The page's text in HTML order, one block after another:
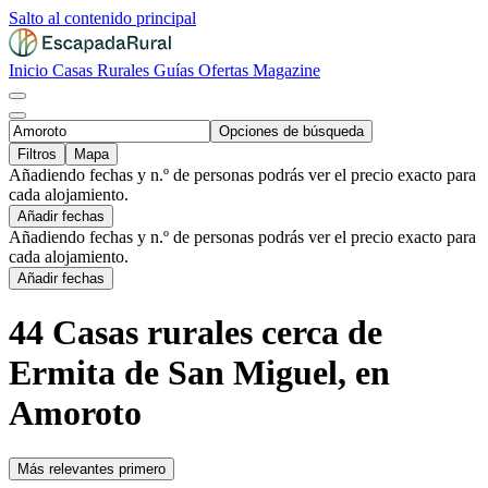
Salto al contenido principal
Inicio Casas Rurales Guías Ofertas Magazine
Opciones de búsqueda
Filtros
Mapa
Añadiendo fechas y n.º de personas podrás ver el precio exacto para
cada alojamiento.
Añadir fechas
Añadiendo fechas y n.º de personas podrás ver el precio exacto para
cada alojamiento.
Añadir fechas
44 Casas rurales cerca de
Ermita de San Miguel, en
Amoroto
Más relevantes primero